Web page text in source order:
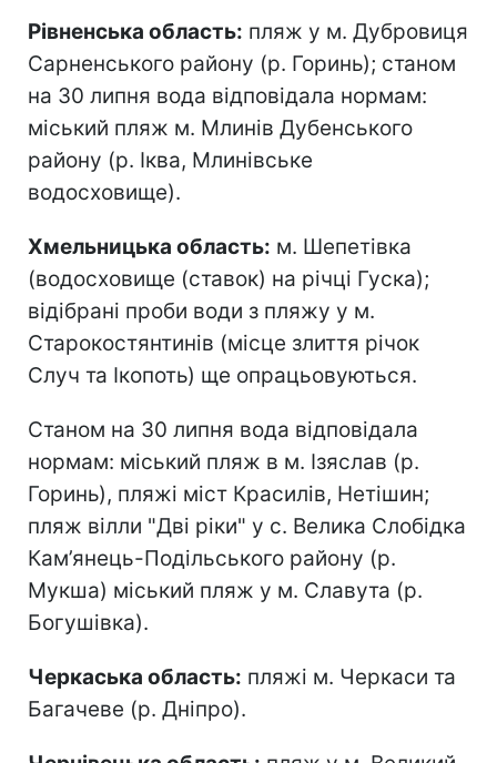
Рівненська область: пляж у м. Дубровиця
Сарненського району (р. Горинь); станом
на 30 липня вода відповідала нормам:
міський пляж м. Млинів Дубенського
району (р. Іква, Млинівське
водосховище).
Хмельницька область: м. Шепетівка
(водосховище (ставок) на річці Гуска);
відібрані проби води з пляжу у м.
Старокостянтинів (місце злиття річок
Случ та Ікопоть) ще опрацьовуються.
Станом на 30 липня вода відповідала
нормам: міський пляж в м. Ізяслав (р.
Горинь), пляжі міст Красилів, Нетішин;
пляж вілли "Дві ріки" у с. Велика Слобідка
Кам’янець-Подільського району (р.
Мукша) міський пляж у м. Славута (р.
Богушівка).
Черкаська область: пляжі м. Черкаси та
Багачеве (р. Дніпро).